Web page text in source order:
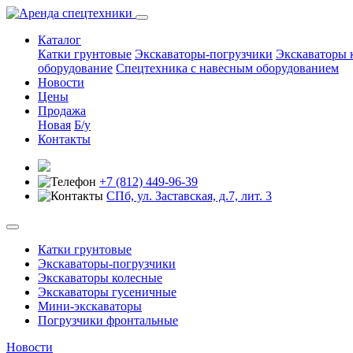
Каталог
Катки грунтовые Экскаваторы-погрузчики Экскаваторы
оборудование Спецтехника с навесным оборудованием
Новости
Цены
Продажа
Новая Б/у
Контакты
+7 (812) 449-96-39
СПб, ул. Заставская, д.7, лит. 3
Катки грунтовые
Экскаваторы-погрузчики
Экскаваторы колесные
Экскаваторы гусеничные
Мини-экскаваторы
Погрузчики фронтальные
Новости